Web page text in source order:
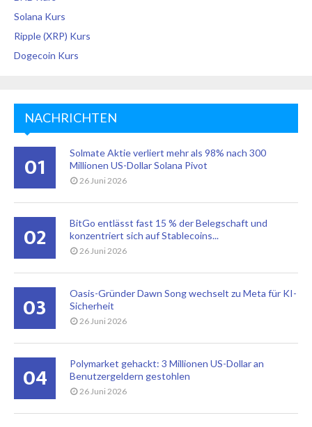
Solana Kurs
Ripple (XRP) Kurs
Dogecoin Kurs
NACHRICHTEN
01
Solmate Aktie verliert mehr als 98% nach 300
Millionen US-Dollar Solana Pivot
26 Juni 2026
02
BitGo entlässt fast 15 % der Belegschaft und
konzentriert sich auf Stablecoins...
26 Juni 2026
03
Oasis-Gründer Dawn Song wechselt zu Meta für KI-
Sicherheit
26 Juni 2026
04
Polymarket gehackt: 3 Millionen US-Dollar an
Benutzergeldern gestohlen
26 Juni 2026